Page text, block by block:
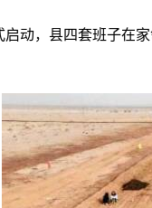
动，县四套班子在